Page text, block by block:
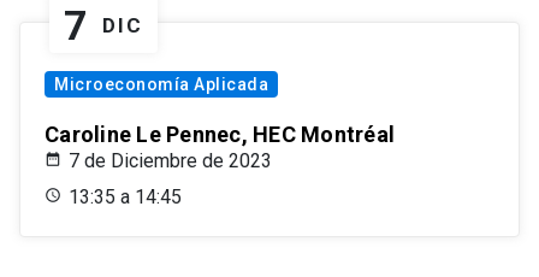
7 DIC
Microeconomía Aplicada
Caroline Le Pennec, HEC Montréal
7 de Diciembre de 2023
13:35 a 14:45